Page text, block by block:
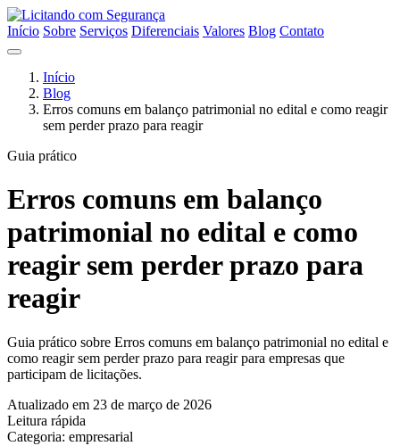
Início Sobre Serviços Diferenciais Valores Blog Contato
Início
Blog
Erros comuns em balanço patrimonial no edital e como reagir
sem perder prazo para reagir
Guia prático
Erros comuns em balanço
patrimonial no edital e como
reagir sem perder prazo para
reagir
Guia prático sobre Erros comuns em balanço patrimonial no edital e
como reagir sem perder prazo para reagir para empresas que
participam de licitações.
Atualizado em 23 de março de 2026
Leitura rápida
Categoria: empresarial